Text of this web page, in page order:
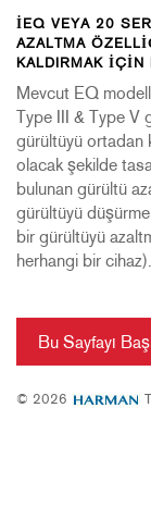
IEQ VEYA 20
AZALTMA
KALDIRMAK
Mevcut EQ
Type III & Type V
gürültüyü ortadan
olacak şekilde
bulunan gürültü
gürültüyü
bir gürültüyü
herhangi bir cihaz).
Bu Sayfayı
© 2026